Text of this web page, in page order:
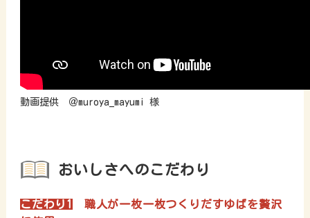
動画提供 ＠muroya_mayumi 様
おいしさへのこだわり
こだわり1
職人が一枚一枚つくりだすゆばを贅沢